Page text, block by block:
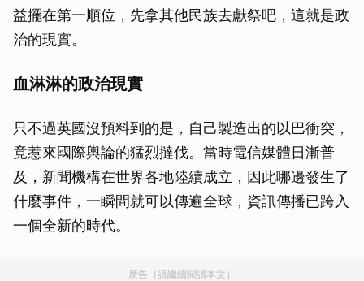
益擺在第一順位，先拿其他民族去獻祭吧，這就是政
治的現實。
血淋淋的政治現實
只不過英國沒預料到的是，自己製造出的以巴衝突，
竟惹來國際輿論的猛烈撻伐。當時電信媒體日漸普
及，新聞機構在世界各地陸續成立，因此哪邊發生了
什麼事件，一瞬間就可以傳遍全球，資訊傳播已跨入
一個全新的時代。
廣告（請繼續閱讀本文）